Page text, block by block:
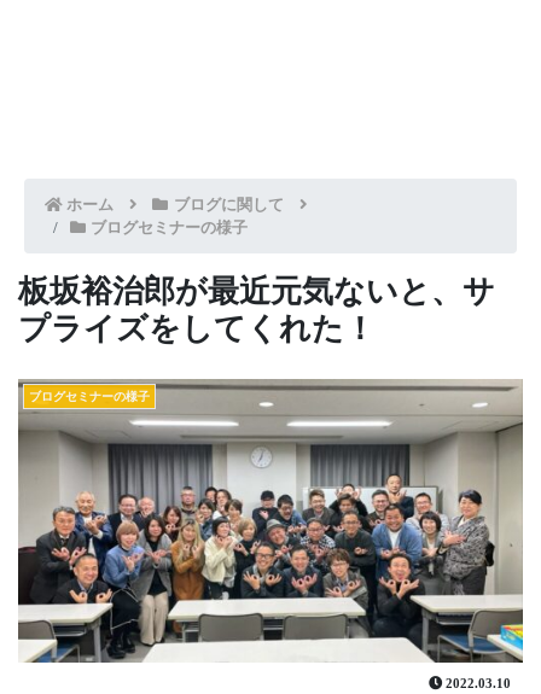
ホーム
ブログに関して
ブログセミナーの様子
板坂裕治郎が最近元気ないと、サ
プライズをしてくれた！
ブログセミナーの様子
2022.03.10